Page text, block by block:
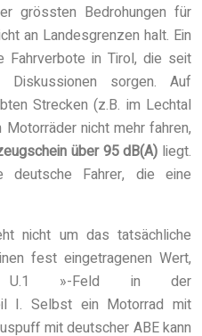
grössten Bedrohungen für
an Landesgrenzen halt. Ein
Fahrverbote in Tirol, die seit
sorgen. Auf
Strecken (z.B. im Lechtal
nicht mehr fahren,
über 95 dB(A) liegt.
deutsche Fahrer, die eine
nicht um das tatsächliche
fest eingetragenen Wert,
U.1 »-Feld in der
I. Selbst ein Motorrad mit
mit deutscher ABE kann